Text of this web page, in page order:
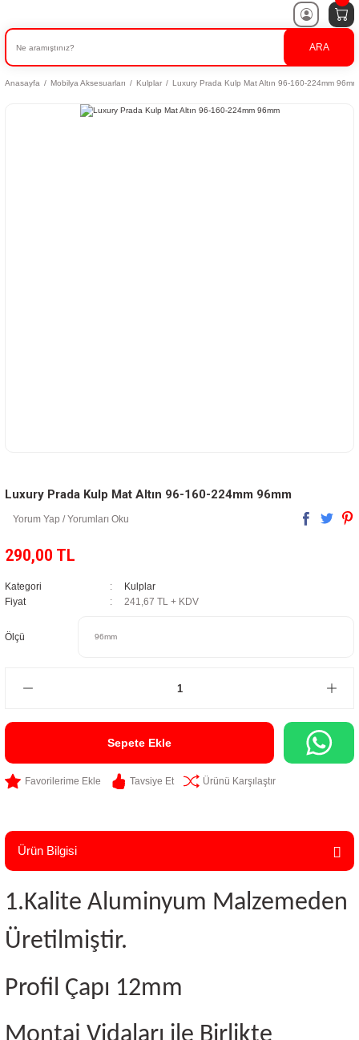
ARA
Anasayfa Mobilya Aksesuarları Kulplar Luxury Prada Kulp Mat Altın 96-160-224mm 96mm
Luxury Prada Kulp Mat Altın 96-160-224mm 96mm
Yorum Yap / Yorumları Oku
290,00 TL
Kategori
Kulplar
Fiyat
241,67 TL + KDV
Ölçü
Sepete Ekle
Tavsiye Et Ürünü Karşılaştır
Ürün Bilgisi
1.Kalite Aluminyum Malzemeden
Üretilmiştir.
Profil Çapı 12mm